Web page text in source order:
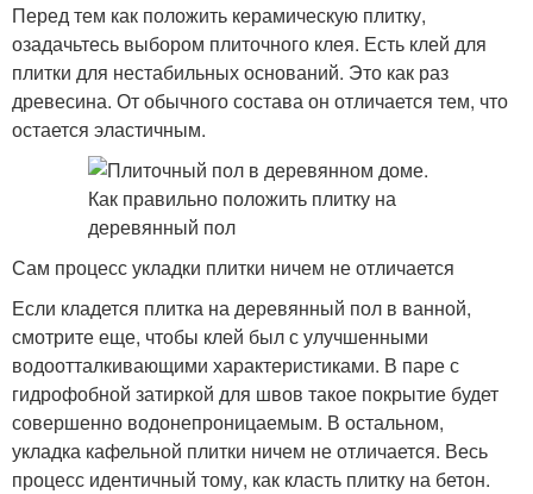
Перед тем как положить керамическую плитку,
озадачьтесь выбором плиточного клея. Есть клей для
плитки для нестабильных оснований. Это как раз
древесина. От обычного состава он отличается тем, что
остается эластичным.
Сам процесс укладки плитки ничем не отличается
Если кладется плитка на деревянный пол в ванной,
смотрите еще, чтобы клей был с улучшенными
водоотталкивающими характеристиками. В паре с
гидрофобной затиркой для швов такое покрытие будет
совершенно водонепроницаемым. В остальном,
укладка кафельной плитки ничем не отличается. Весь
процесс идентичный тому, как класть плитку на бетон.